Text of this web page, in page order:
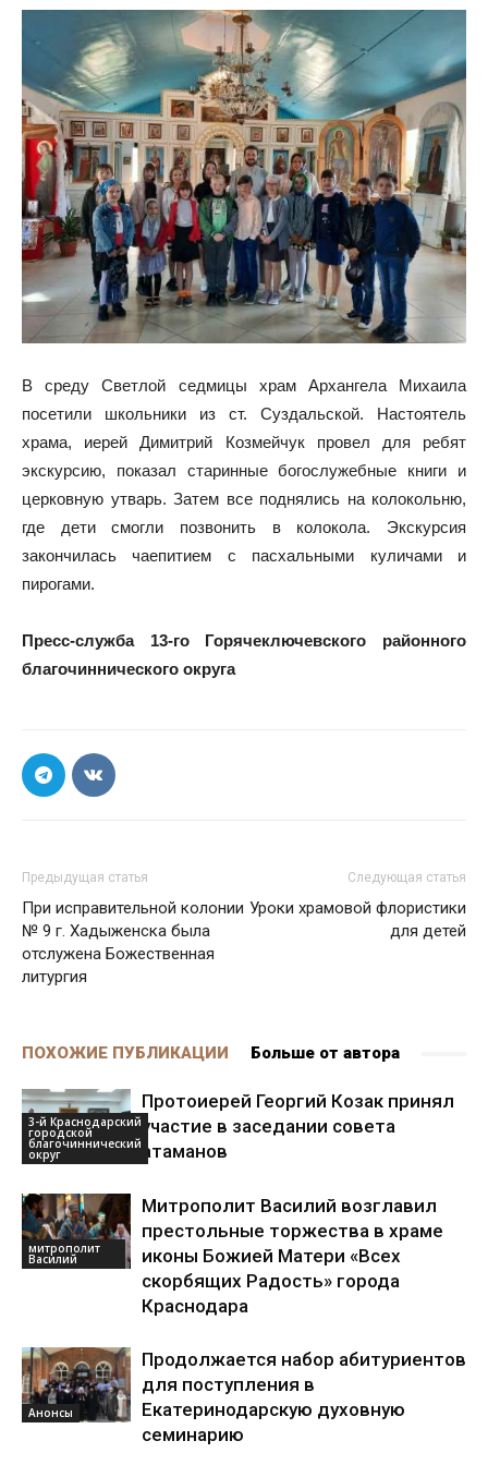
В среду Светлой седмицы храм Архангела Михаила
посетили школьники из ст. Суздальской. Настоятель
храма, иерей Димитрий Козмейчук провел для ребят
экскурсию, показал старинные богослужебные книги и
церковную утварь. Затем все поднялись на колокольню,
где дети смогли позвонить в колокола. Экскурсия
закончилась чаепитием с пасхальными куличами и
пирогами.
Пресс-служба 13-го Горячеключевского районного
благочиннического округа
Предыдущая статья
При исправительной колонии
№ 9 г. Хадыженска была
отслужена Божественная
литургия
Следующая статья
Уроки храмовой флористики
для детей
ПОХОЖИЕ ПУБЛИКАЦИИ Больше от автора
3-й Краснодарский
городской
благочиннический
округ
Протоиерей Георгий Козак принял
участие в заседании совета
атаманов
митрополит
Василий
Митрополит Василий возглавил
престольные торжества в храме
иконы Божией Матери «Всех
скорбящих Радость» города
Краснодара
Анонсы
Продолжается набор абитуриентов
для поступления в
Екатеринодарскую духовную
семинарию